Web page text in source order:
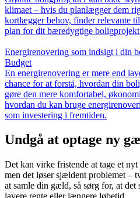
klimaet – hvis du planlægger dem
kortlægger behov, finder relevante
plan for dit bæredygtige
Energirenovering som indsigt i din
Budget
En energirenovering er mere end
chance for at forstå, hvordan din
gøre den mere komfortabel,
hvordan du kan bruge
som investering i fremtiden.
Undgå at optage ny
Det kan virke fristende at tage et
men det løser sjældent problemet –
at samle din gæld, så sørg for, at det